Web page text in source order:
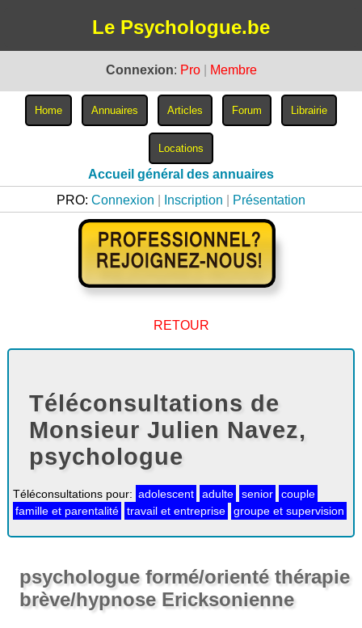
Le Psychologue.be
Connexion: Pro Membre
Accueil général des annuaires
PRO: Connexion Inscription Présentation
RETOUR
Téléconsultations de
Monsieur Julien Navez,
psychologue
Téléconsultations pour: adolescent adulte senior
couple
famille et parentalité
travail et entreprise groupe et supervision
psychologue formé/orienté thérapie
brève/hypnose Ericksonienne